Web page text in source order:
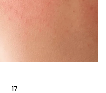
17